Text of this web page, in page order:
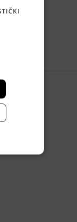
Europe.